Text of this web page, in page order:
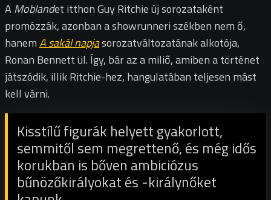
AMoblandet itthon Guy Ritchie új sorozataként
promózzák, azonban a showrunneri székben nem ő,
hanemA sakál napjasorozatváltozatának alkotója,
Ronan Bennett ül. Így, báraz a miliő, amiben a történet
játszódik, illik Ritchie-hez, hangulatában teljesen mást
kell várni.
Kisstílű figurák helyett gyakorlott,
semmitől sem megrettenő, és még idős
korukban is bőven ambiciózus
bűnözőkirályokat és -királynőket